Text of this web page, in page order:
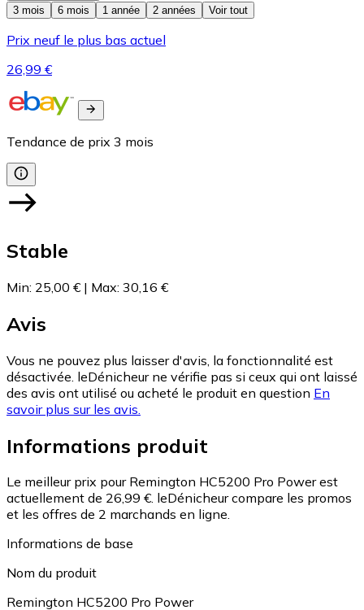
3 mois
6 mois 1 année 2 années Voir tout
Prix neuf le plus bas actuel
26,99 €
Tendance de prix 3 mois
Stable
Min: 25,00 € | Max: 30,16 €
Avis
Vous ne pouvez plus laisser d'avis, la fonctionnalité est
désactivée. leDénicheur ne vérifie pas si ceux qui ont laissé
des avis ont utilisé ou acheté le produit en question En
savoir plus sur les avis.
Informations produit
Le meilleur prix pour Remington HC5200 Pro Power est
actuellement de 26,99 €. leDénicheur compare les promos
et les offres de 2 marchands en ligne.
Informations de base
Nom du produit
Remington HC5200 Pro Power